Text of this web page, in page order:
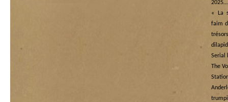
2025…
« La
faim
Serial
The